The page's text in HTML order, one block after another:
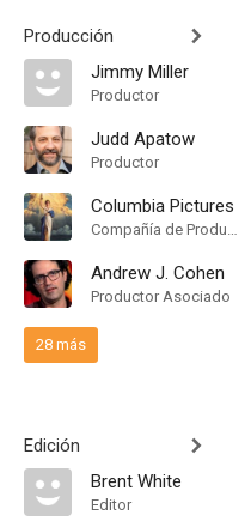
Producción
Jimmy Miller
Productor
Judd Apatow
Productor
Columbia Pictures
Compañía de Produccion
Andrew J. Cohen
Productor Asociado
28 más
Edición
Brent White
Editor